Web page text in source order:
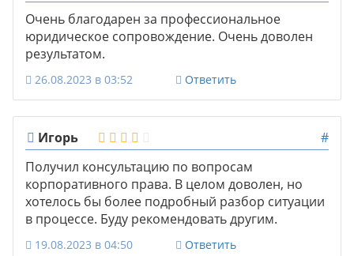
Очень благодарен за профессиональное
юридическое сопровождение. Очень доволен
результатом.
26.08.2023 в 03:52 Ответить
Игорь
#
Получил консультацию по вопросам
корпоративного права. В целом доволен, но
хотелось бы более подробный разбор ситуации
в процессе. Буду рекомендовать другим.
19.08.2023 в 04:50 Ответить